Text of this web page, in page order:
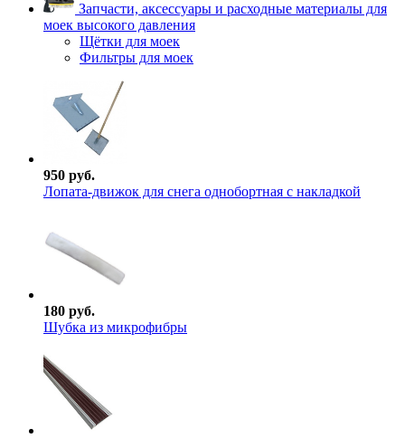
Запчасти, аксессуары и расходные материалы для
моек высокого давления
Щётки для моек
Фильтры для моек
950 руб.
Лопата-движок для снега однобортная с накладкой
180 руб.
Шубка из микрофибры